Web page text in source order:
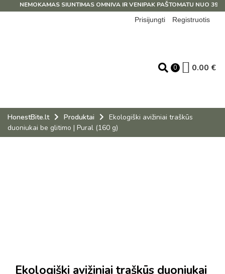
NEMOKAMAS SIUNTIMAS OMNIVA IR VENIPAK PAŠTOMATU NUO 39
Prisijungti
Registruotis
0 0.00 €
HonestBite.lt Produktai
Ekologiški avižiniai traškūs
duoniukai be glitimo | Pural (160 g)
Ekologiški avižiniai traškūs duoniukai